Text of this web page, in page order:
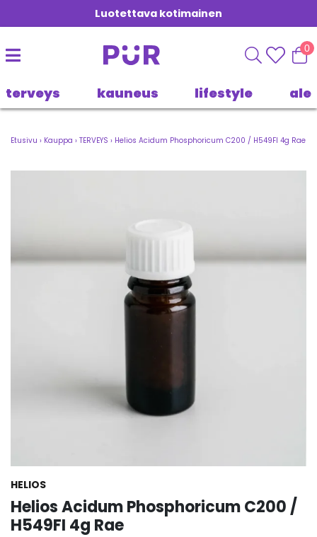
Luotettava kotimainen
0
terveys kauneus lifestyle ale
Etusivu › Kauppa › TERVEYS › Helios Acidum Phosphoricum C200 / H549FI 4g Rae
HELIOS
Helios Acidum Phosphoricum C200 /
H549FI 4g Rae